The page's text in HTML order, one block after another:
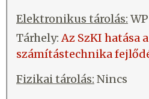
Elektronikus tárolás:
Tárhely:Az SzKI hatása
számítástechnika
Fizikai tárolás: Nincs